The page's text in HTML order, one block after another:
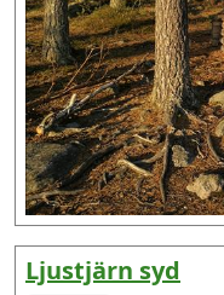
Ljustjärn syd